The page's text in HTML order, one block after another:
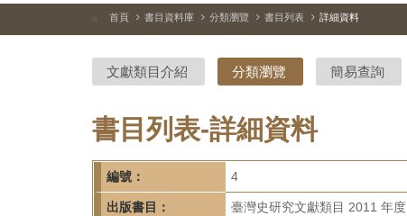
院-
臺
灣
史
研
究
::: 首頁 書目資料庫 分類瀏覽 書目列表 詳細資料
文獻類目介紹 分類瀏覽 簡易查詢
書目列表-詳細資料
編號： 4
出版書目： 臺灣史研究文獻類目 2011 年度